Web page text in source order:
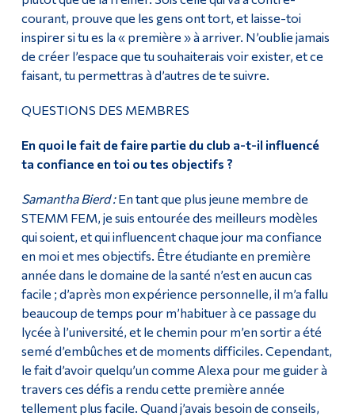
courant, prouve que les gens ont tort, et laisse-toi
inspirer si tu es la « première » à arriver. N’oublie jamais
de créer l’espace que tu souhaiterais voir exister, et ce
faisant, tu permettras à d’autres de te suivre.
QUESTIONS DES MEMBRES
En quoi le fait de faire partie du club a-t-il influencé
ta confiance en toi ou tes objectifs ?
Samantha Bierd :En tant que plus jeune membre de
STEMM FEM, je suis entourée des meilleurs modèles
qui soient, et qui influencent chaque jour ma confiance
en moi et mes objectifs. Être étudiante en première
année dans le domaine de la santé n’est en aucun cas
facile ; d’après mon expérience personnelle, il m’a fallu
beaucoup de temps pour m’habituer à ce passage du
lycée à l’université, et le chemin pour m’en sortir a été
semé d’embûches et de moments difficiles. Cependant,
le fait d’avoir quelqu’un comme Alexa pour me guider à
travers ces défis a rendu cette première année
tellement plus facile. Quand j’avais besoin de conseils,